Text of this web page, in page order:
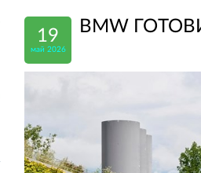
19
май 2026
BMW